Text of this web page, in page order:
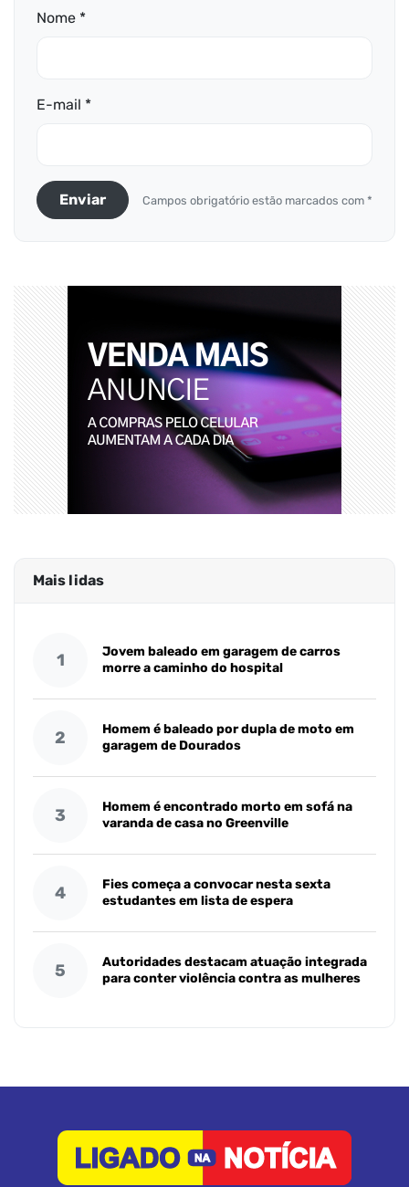
Nome *
E-mail *
Enviar Campos obrigatório estão marcados com *
Mais lidas
1
Jovem baleado em garagem de carros
morre a caminho do hospital
2
Homem é baleado por dupla de moto em
garagem de Dourados
3
Homem é encontrado morto em sofá na
varanda de casa no Greenville
4
Fies começa a convocar nesta sexta
estudantes em lista de espera
5
Autoridades destacam atuação integrada
para conter violência contra as mulheres